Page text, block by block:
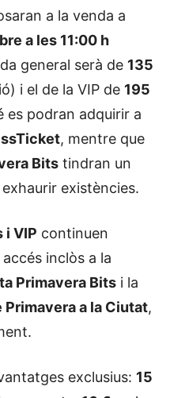
a la venda a
a les 11:00 h
general serà de 135
i el de la VIP de 195
es podran adquirir a
, mentre que
Bits tindran un
existències.
i VIP continuen
accés inclòs a la
Primavera Bits i la
Primavera a la Ciutat,
exclusius: 15